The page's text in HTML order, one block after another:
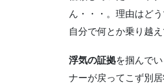
ん・・・。理由はど
自分で何とか乗り越
浮気の証拠を掴んで
ナーが戻ってこず別